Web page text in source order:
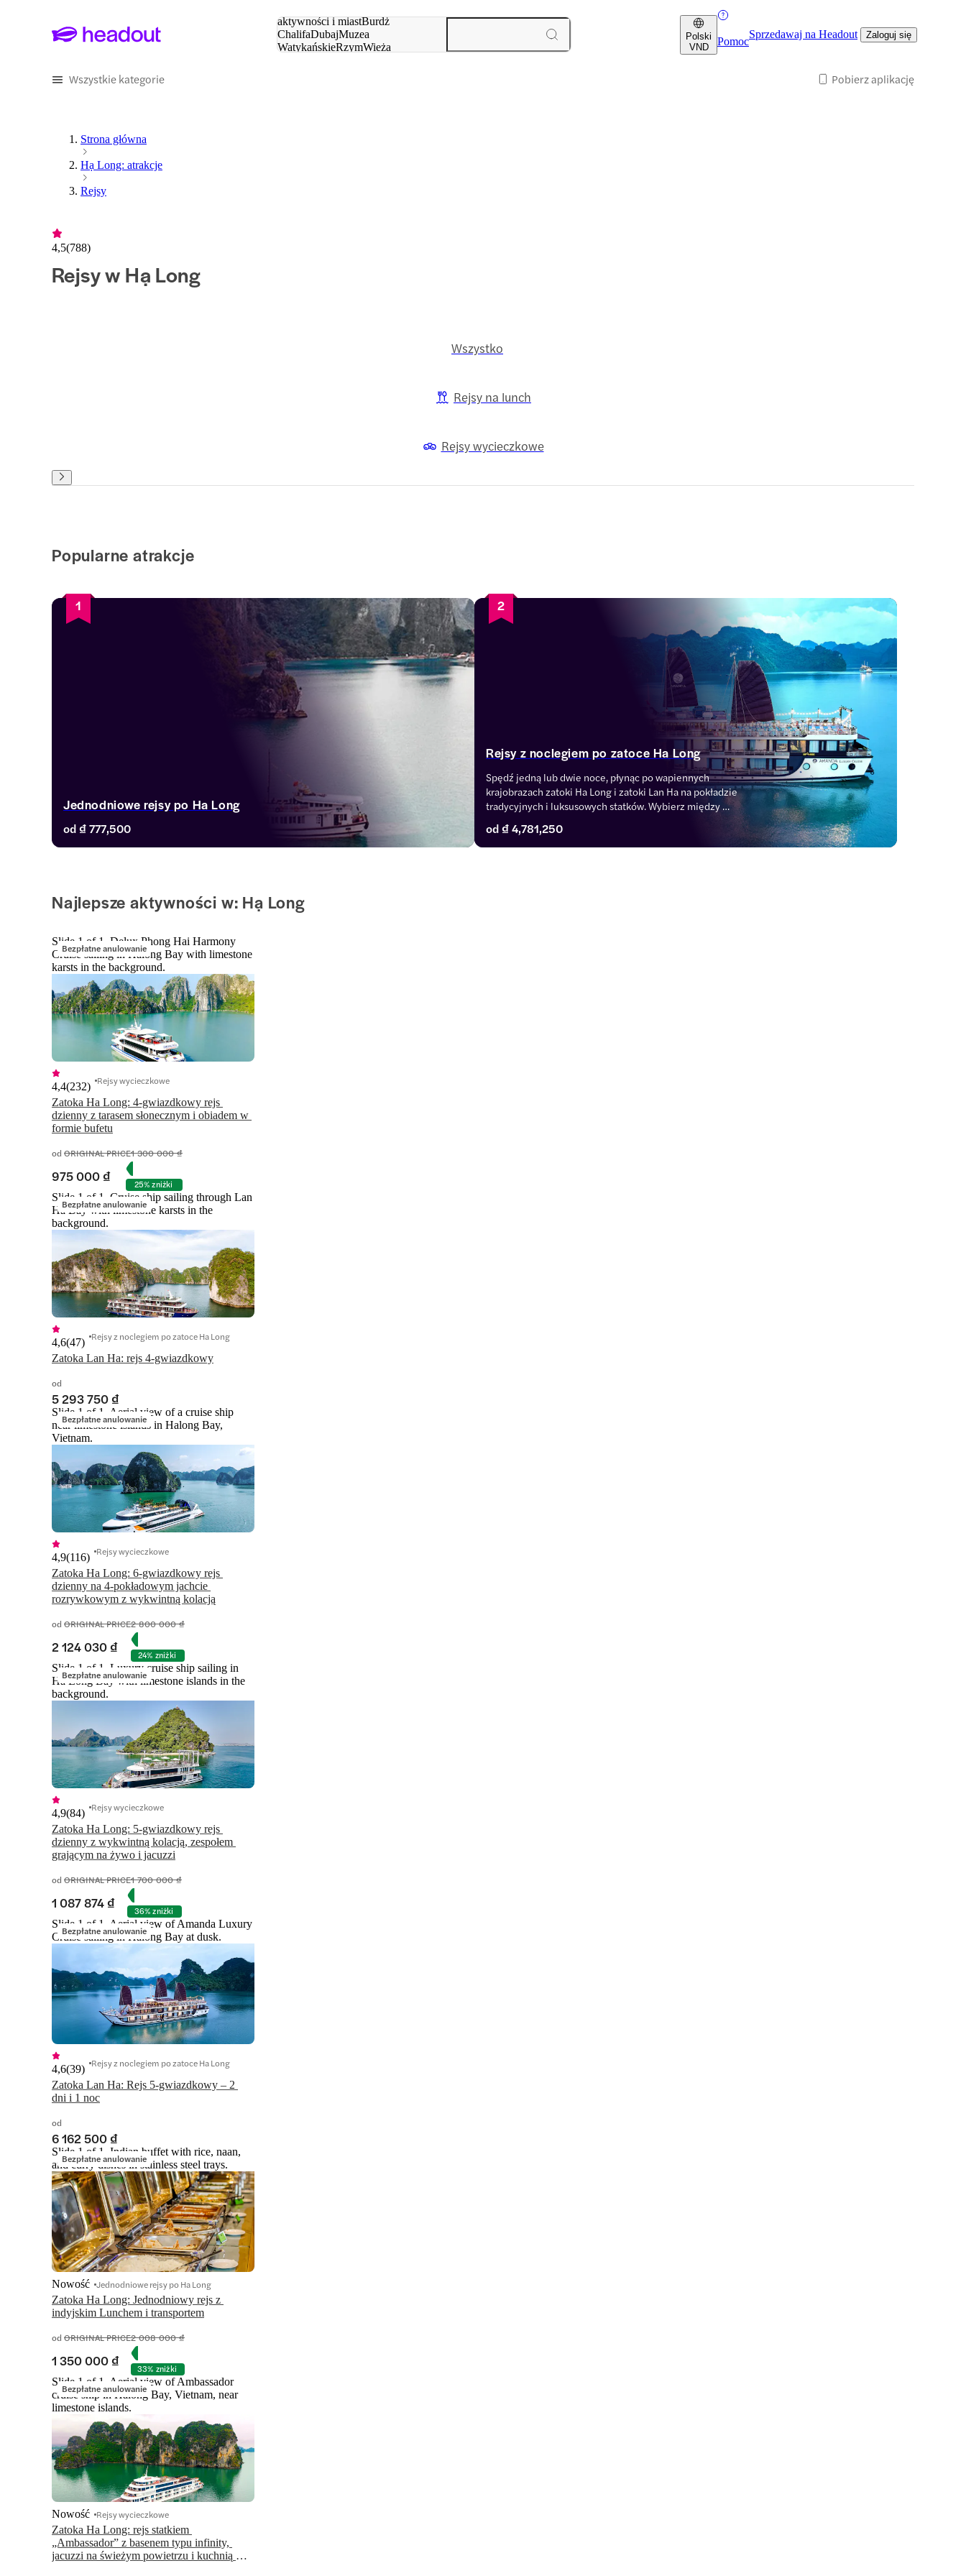
aktywności i miastBurdż
ChalifaDubajMuzea
WatykańskieRzymWieża
Polski
VND
Pomoc
Sprzedawaj na Headout Zaloguj się
Wszystkie kategorie Pobierz aplikację
Strona główna
Hạ Long: atrakcje
Rejsy
4,5(788)
Rejsy w Hạ Long
Wszystko
Rejsy na lunch
Rejsy wycieczkowe
Popularne atrakcje
1
Jednodniowe rejsy po Ha Long
od₫ 777,500
2
Rejsy z noclegiem po zatoce Ha Long
Spędź jedną lub dwie noce, płynąc po wapiennych
krajobrazach zatoki Ha Long i zatoki Lan Ha na pokładzie
tradycyjnych i luksusowych statków. Wybierz między
w klasie od 3 do 5 gwiazdek oraz rejsami
rozpoczynającymi się w Hanoi lub Ha Long. Niezależnie
od₫ 4,781,250
Najlepsze aktywności w: Hạ Long
Bezpłatne anulowanie
Slide 1 of 1, Delux Phong Hai Harmony
Cruise sailing in Halong Bay with limestone
karsts in the background.
Zatoka Ha Long: 4-gwiazdkowy rejs
dzienny z tarasem słonecznym i obiadem w
formie bufetu
4,4(232) Rejsy wycieczkowe
od ORIGINAL PRICE1 300 000 ₫
975 000 ₫ 25% zniżki
Bezpłatne anulowanie
Slide 1 of 1, Cruise ship sailing through Lan
Ha Bay with limestone karsts in the
background.
Zatoka Lan Ha: rejs 4-gwiazdkowy
4,6(47) Rejsy z noclegiem po zatoce Ha Long
od
5 293 750 ₫
Bezpłatne anulowanie
Slide 1 of 1, Aerial view of a cruise ship
near limestone islands in Halong Bay,
Vietnam.
Zatoka Ha Long: 6-gwiazdkowy rejs
dzienny na 4-pokładowym jachcie
rozrywkowym z wykwintną kolacją
4,9(116) Rejsy wycieczkowe
od ORIGINAL PRICE2 800 000 ₫
2 124 030 ₫ 24% zniżki
Bezpłatne anulowanie
Slide 1 of 1, Luxury cruise ship sailing in
Ha Long Bay with limestone islands in the
background.
Zatoka Ha Long: 5-gwiazdkowy rejs
dzienny z wykwintną kolacją, zespołem
grającym na żywo i jacuzzi
4,9(84) Rejsy wycieczkowe
od ORIGINAL PRICE1 700 000 ₫
1 087 874 ₫ 36% zniżki
Bezpłatne anulowanie
Slide 1 of 1, Aerial view of Amanda Luxury
Cruise sailing in Halong Bay at dusk.
Zatoka Lan Ha: Rejs 5-gwiazdkowy – 2
dni i 1 noc
4,6(39) Rejsy z noclegiem po zatoce Ha Long
od
6 162 500 ₫
Bezpłatne anulowanie
Slide 1 of 1, Indian buffet with rice, naan,
and curry dishes in stainless steel trays.
Zatoka Ha Long: Jednodniowy rejs z
indyjskim Lunchem i transportem
Nowość Jednodniowe rejsy po Ha Long
od ORIGINAL PRICE2 008 000 ₫
1 350 000 ₫ 33% zniżki
Bezpłatne anulowanie
Slide 1 of 1, Aerial view of Ambassador
cruise ship in Halong Bay, Vietnam, near
limestone islands.
Zatoka Ha Long: rejs statkiem
„Ambassador” z basenem typu infinity,
jacuzzi na świeżym powietrzu i kuchnią
Nowość Rejsy wycieczkowe